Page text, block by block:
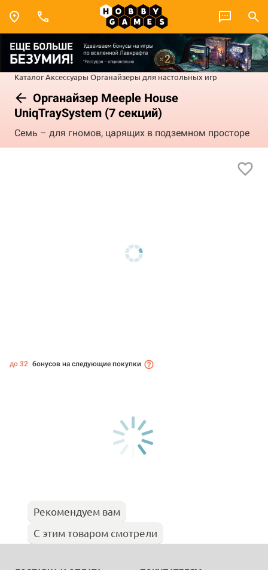
КаталогАксессуары Органайзеры для настольных игр
Органайзер Meeple House
UniqTraySystem (7 секций)
Семь – для гномов, царящих в подземном просторе
до 32 бонусов на следующие покупки
Рекомендуем вам
С этим товаром смотрели